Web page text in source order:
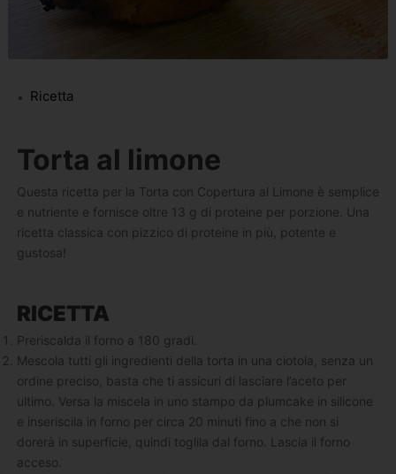
Ricetta
Torta al limone
Questa ricetta per la Torta con Copertura al Limone è semplice
e nutriente e fornisce oltre 13 g di proteine ​​per porzione. Una
ricetta classica con pizzico di proteine in più, potente e
gustosa!
RICETTA
Preriscalda il forno a 180 gradi.
Mescola tutti gli ingredienti della torta in una ciotola, senza un
ordine preciso, basta che ti assicuri di lasciare l’aceto per
ultimo. Versa la miscela in uno stampo da plumcake in silicone
e inseriscila in forno per circa 20 minuti fino a che non si
dorerà in superficie, quindi toglila dal forno. Lascia il forno
acceso.